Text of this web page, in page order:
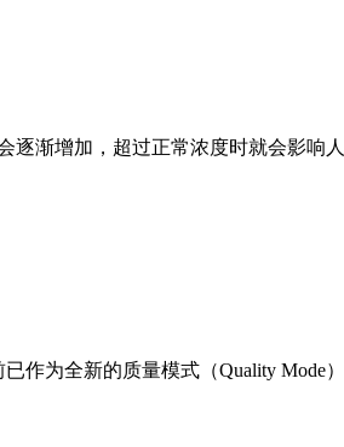
渐增加，超过正常浓度时就会影响
已作为全新的质量模式（Quality Mode